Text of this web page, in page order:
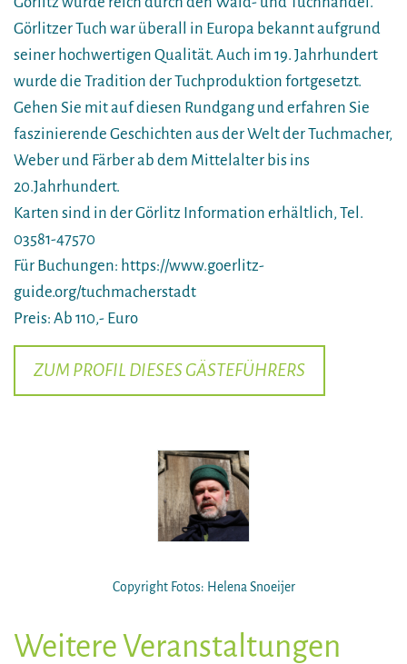
Görlitzer Tuch war überall in Europa bekannt aufgrund
seiner hochwertigen Qualität. Auch im 19. Jahrhundert
wurde die Tradition der Tuchproduktion fortgesetzt.
Gehen Sie mit auf diesen Rundgang und erfahren Sie
faszinierende Geschichten aus der Welt der Tuchmacher,
Weber und Färber ab dem Mittelalter bis ins
20.Jahrhundert.
Karten sind in der Görlitz Information erhältlich, Tel.
03581-47570
Für Buchungen: https://www.goerlitz-
guide.org/tuchmacherstadt
Preis: Ab 110,- Euro
ZUM PROFIL DIESES GÄSTEFÜHRERS
Copyright Fotos: Helena Snoeijer
Weitere Veranstaltungen